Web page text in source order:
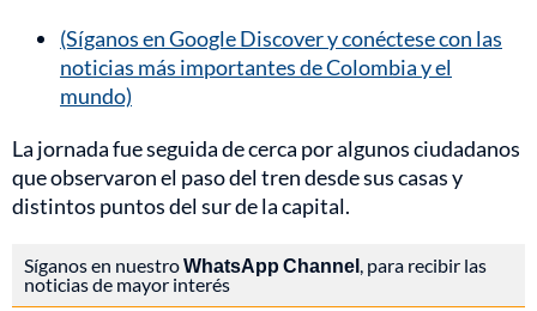
(Síganos en Google Discover y conéctese con las
noticias más importantes de Colombia y el
mundo)
La jornada fue seguida de cerca por algunos ciudadanos
que observaron el paso del tren desde sus casas y
distintos puntos del sur de la capital.
Síganos en nuestroWhatsApp Channel , para recibir las
noticias de mayor interés